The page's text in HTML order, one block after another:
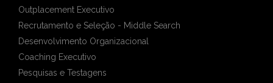
Outplacement Executivo
Recrutamento e Seleção - Middle Search
Desenvolvimento Organizacional
Coaching Executivo
Pesquisas e Testagens